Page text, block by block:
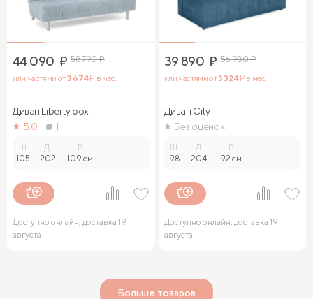
44 090 ₽ 58 790₽
или частями от3 674₽ в мес.
Диван Liberty box
5.0
1
Ш.
105 -
Д.
202 -
В.
109 см.
Доступно онлайн, доставка 19
августа
39 890 ₽ 56 980₽
или частями от3 324₽ в мес.
Диван City
Без оценок
Ш.
98 -
Д.
204 -
В.
92 см.
Доступно онлайн, доставка 19
августа
Больше товаров